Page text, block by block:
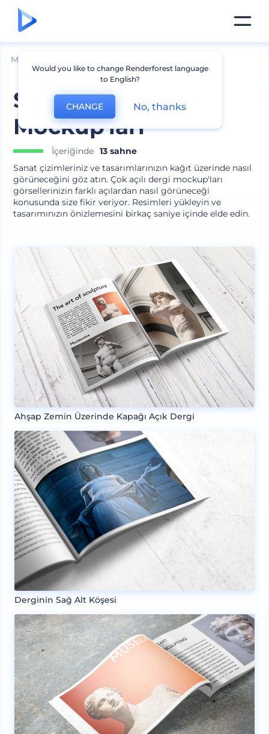
Mockuplar
Sanat Dergisi
Mockup'ları
İçeriğinde 13 sahne
Sanat çizimleriniz ve tasarımlarınızın kağıt üzerinde nasıl
görüneceğini göz atın. Çok açılı dergi mockup'ları
görsellerinizin farklı açılardan nasıl görüneceği
konusunda size fikir veriyor. Resimleri yükleyin ve
tasarımınızın önizlemesini birkaç saniye içinde elde edin.
Ahşap Zemin Üzerinde Kapağı Açık Dergi
Derginin Sağ Alt Köşesi
Would you like to change Renderforest language
to English?
CHANGE No, thanks